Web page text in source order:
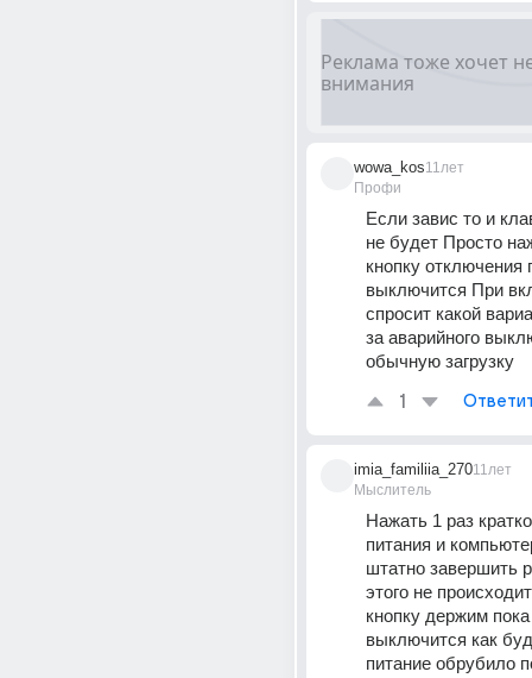
wowa_kos
Профи
11лет
Если завис то и
не будет Просто
кнопку отключения
выключится При
спросит какой
за аварийного
обычную загрузку
1
imia_familiia_270
Мыслитель
11лет
Нажать 1 раз
питания и
штатно завершить
этого не
кнопку держим
выключится как
питание обрубило